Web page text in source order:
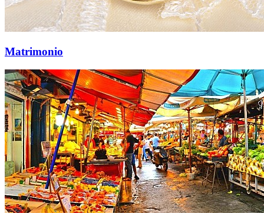
Matrimonio